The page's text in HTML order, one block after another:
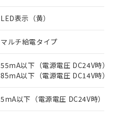
LED表示（黄）
マルチ給電タイプ
55mA以下（電源電圧 DC24V時）
85mA以下（電源電圧 DC14V時）
5mA以下（電源電圧 DC24V時）